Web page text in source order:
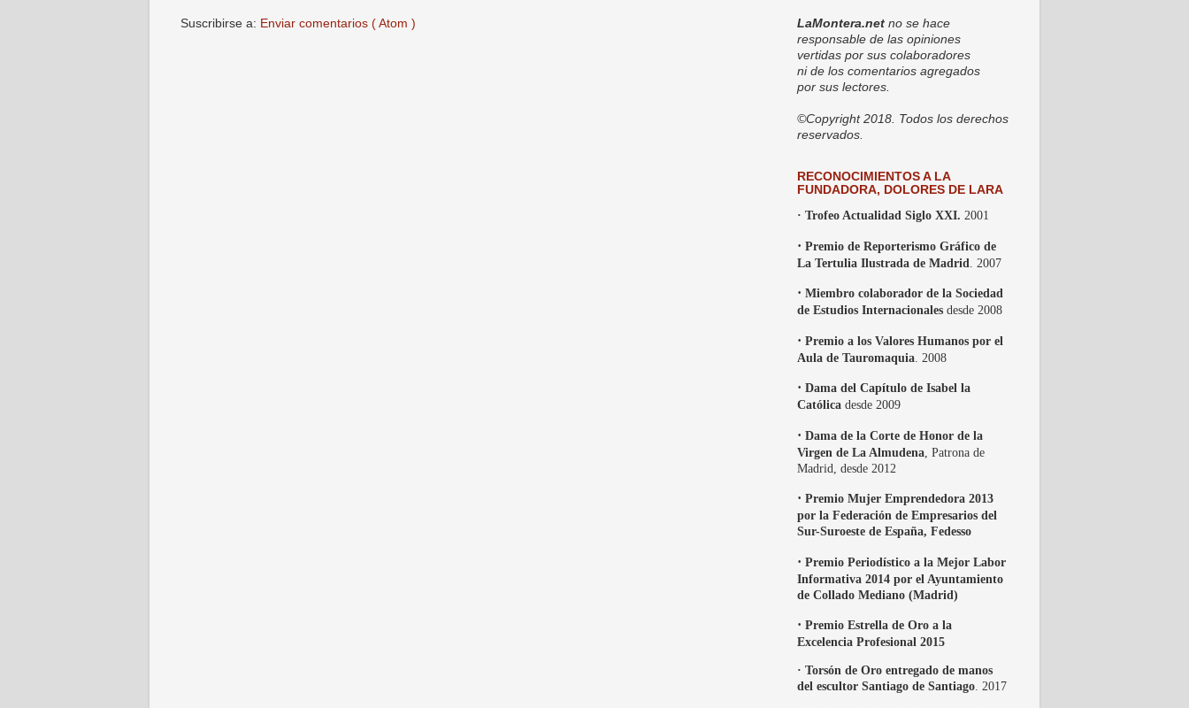
Suscribirse a: Enviar comentarios ( Atom ) LaMontera.net no se hace
responsable de las opiniones
vertidas por sus colaboradores
ni de los comentarios agregados
por sus lectores.
©Copyright 2018. Todos los derechos
reservados.
RECONOCIMIENTOS A LA
FUNDADORA, DOLORES DE LARA
· Trofeo Actualidad Siglo XXI. 2001
· Premio de Reporterismo Gráfico de
La Tertulia Ilustrada de Madrid . 2007
· Miembro colaborador de la Sociedad
de Estudios Internacionales desde 2008
· Premio a los Valores Humanos por el
Aula de Tauromaquia . 2008
· Dama del Capítulo de Isabel la
Católica desde 2009
· Dama de la Corte de Honor de la
Virgen de La Almudena , Patrona de
Madrid, desde 2012
· Premio Mujer Emprendedora 2013
por la Federación de Empresarios del
Sur-Suroeste de España, Fedesso
· Premio Periodístico a la Mejor Labor
Informativa 2014 por el Ayuntamiento
de Collado Mediano (Madrid)
· Premio Estrella de Oro a la
Excelencia Profesional 2015
· Torsón de Oro entregado de manos
del escultor Santiago de Santiago . 2017